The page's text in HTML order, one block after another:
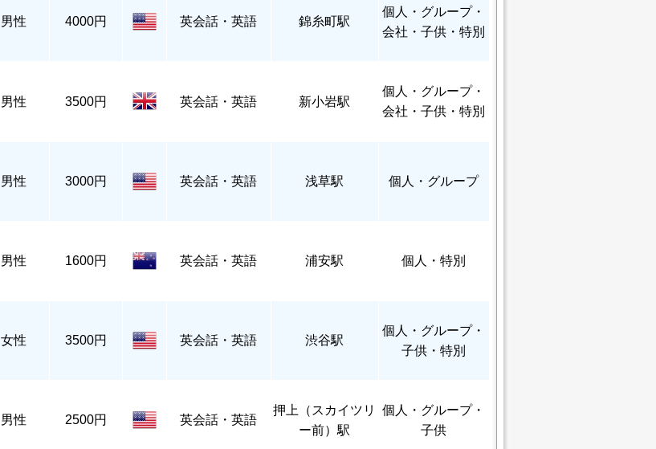
男性 4000円 英会話・英語 錦糸町駅
個人
・グループ・
会社・子供・特別
男性 3500円 英会話・英語 新小岩駅
個人
・グループ・
会社・子供・特別
男性 3000円 英会話・英語 浅草駅 個人 ・グループ
男性 1600円 英会話・英語 浦安駅 個人 ・特別
女性 3500円 英会話・英語 渋谷駅
個人
・グループ・
子供・特別
男性 2500円 英会話・英語
押上（スカイツリ
ー前）駅
個人
・グループ・
子供